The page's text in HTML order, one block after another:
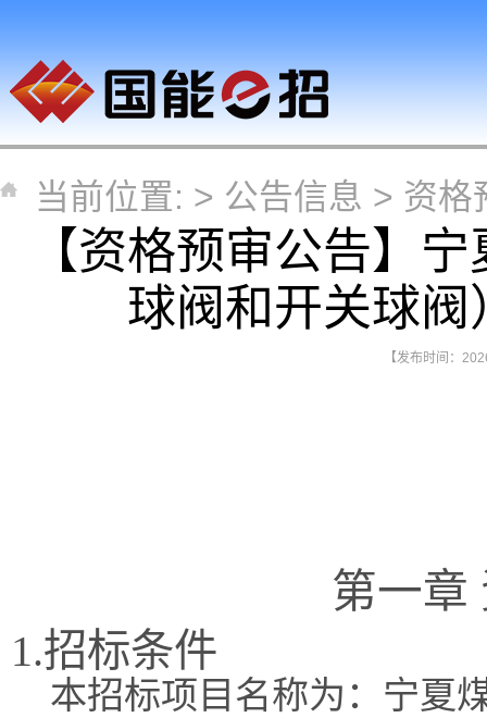
当前位置: > 公告信息 > 资格
【资格预审公告】
球阀和开关球
【发布时间：
第一章
1.招标条件
本招标项目名称为：宁夏